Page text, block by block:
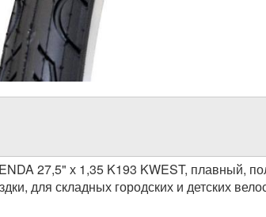
27,5" х 1,35 K193 KWEST, плавный,
для складных городских и детских